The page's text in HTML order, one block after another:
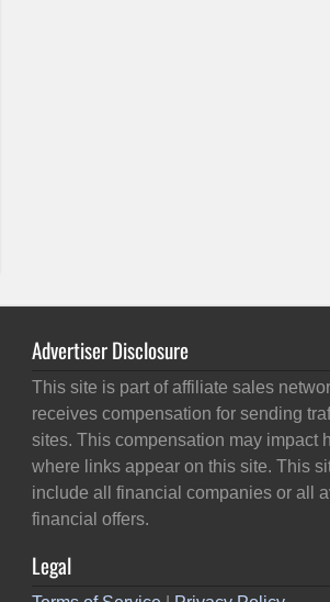
Advertiser Disclosure
This site is part of affiliate sales
receives compensation for sending
sites. This compensation may impact
where links appear on this site. This
include all financial companies or all
financial offers.
Legal